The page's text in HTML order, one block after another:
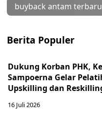
buyback antam terbaru
Berita Populer
Dukung Korban PHK,
Sampoerna Gelar
Upskilling dan
16 Juli 2026